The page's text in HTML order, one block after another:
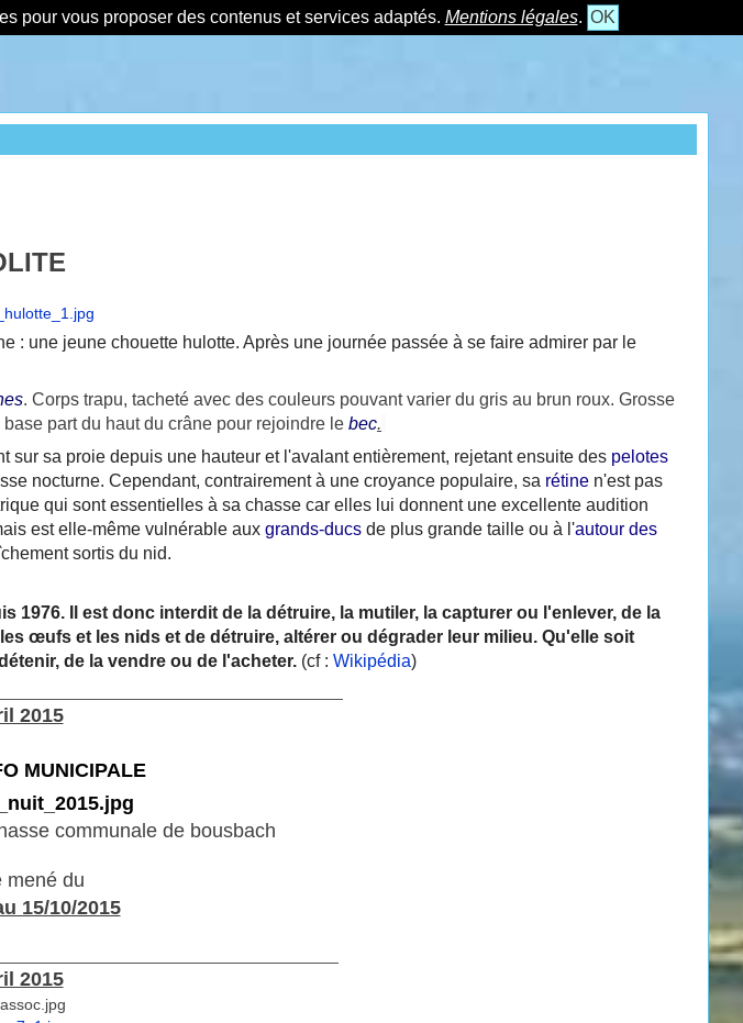
pour vous proposer des contenus et services adaptés. Mentions légales. OK
: une jeune chouette hulotte. Après une journée passée à se faire admirer par le
. Corps trapu, tacheté avec des couleurs pouvant varier du gris au brun roux. Grosse
part du haut du crâne pour rejoindre le bec.
sur sa proie depuis une hauteur et l'avalant entièrement, rejetant ensuite des pelotes
nocturne. Cependant, contrairement à une croyance populaire, sa rétine n'est pas
qui sont essentielles à sa chasse car elles lui donnent une excellente audition
est elle-même vulnérable aux grands-ducs de plus grande taille ou à l'autour des
sortis du nid.
Il est donc interdit de la détruire, la mutiler, la capturer ou l'enlever, de la
œufs et les nids et de détruire, altérer ou dégrader leur milieu. Qu'elle soit
de la vendre ou de l'acheter. (cf : Wikipédia)
2015
MUNICIPALE
communale de bousbach
mené du
15/10/2015
2015